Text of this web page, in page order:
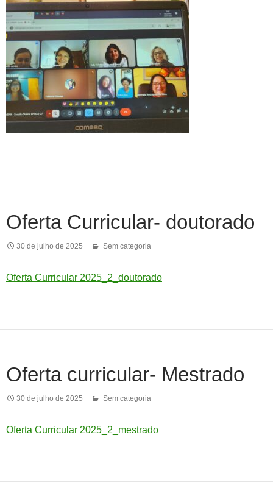
Oferta Curricular- doutorado
30 de julho de 2025 Sem categoria
Oferta Curricular 2025_2_doutorado
Oferta curricular- Mestrado
30 de julho de 2025 Sem categoria
Oferta Curricular 2025_2_mestrado